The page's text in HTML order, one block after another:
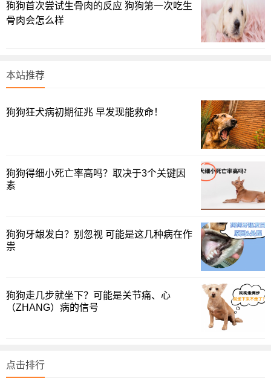
以上www.chongwujing.com带来的什么狗最干净最好养及
其适合家养不掉毛的狗狗排行的详细内容了，希望能给您在
上一页
狗狗首次尝试生骨肉的反应 狗狗第一次吃生
骨肉会怎么样
本站推荐
狗狗狂犬病初期征兆 早发现能救命！
狗狗得细小死亡率高吗？取决于3个关键因
素
狗狗牙龈发白？别忽视 可能是这几种病在作
祟
狗狗走几步就坐下？可能是关节痛、心
（ZHANG）病的信号
点击排行